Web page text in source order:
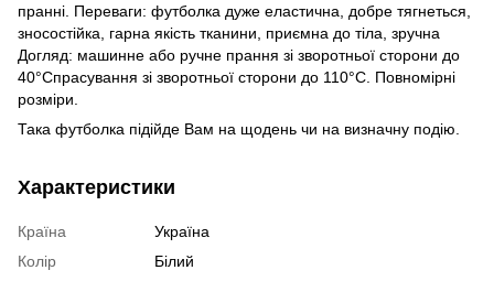
пранні. Переваги: футболка дуже еластична, добре тягнеться,
зносостійка, гарна якість тканини, приємна до тіла, зручна
Догляд: машинне або ручне прання зі зворотньої сторони до
40°Спрасування зі зворотньої сторони до 110°С. Повномірні
розміри.
Така футболка підійде Вам на щодень чи на визначну подію.
Характеристики
Країна
Україна
Колір
Білий